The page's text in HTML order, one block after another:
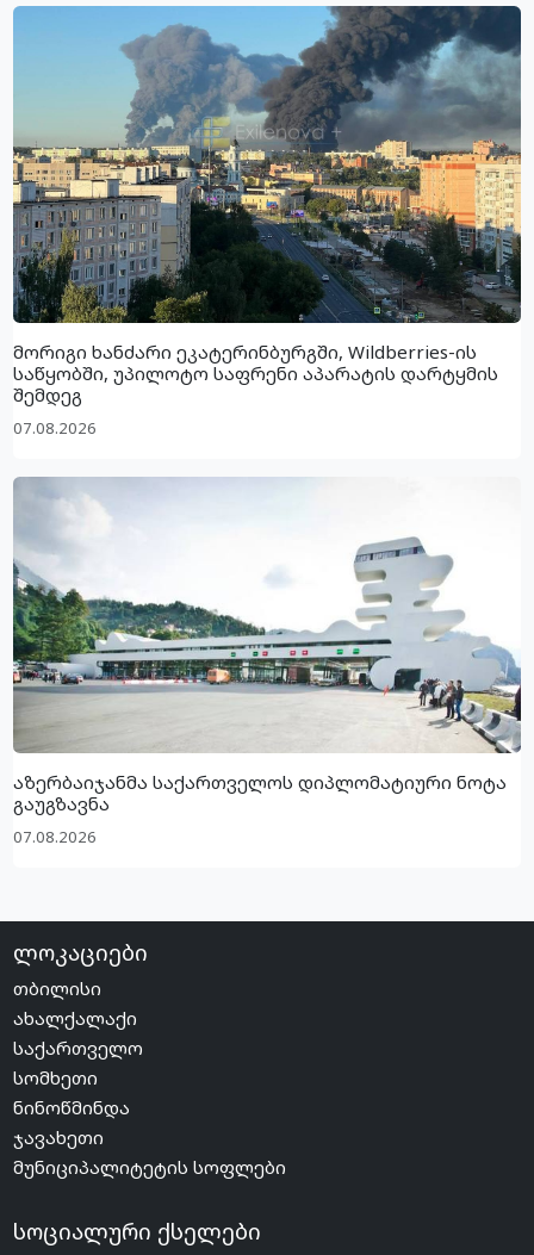
მორიგი ხანძარი ეკატერინბურგში, Wildberries-ის
საწყობში, უპილოტო საფრენი აპარატის დარტყმის
შემდეგ
07.08.2026
აზერბაიჯანმა საქართველოს დიპლომატიური ნოტა
გაუგზავნა
07.08.2026
ლოკაციები
თბილისი
ახალქალაქი
საქართველო
სომხეთი
ნინოწმინდა
ჯავახეთი
მუნიციპალიტეტის სოფლები
სოციალური ქსელები